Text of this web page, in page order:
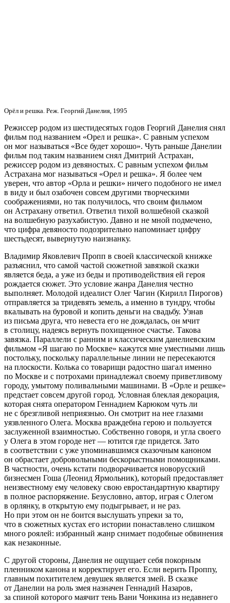
Орёл и решка. Реж. Георгий Данелия, 1995
Режиссер родом из шестидесятых годов Георгий Данелия снял
фильм под названием «Орел и решка». С равным успехом
он мог называться «Все будет хорошо». Чуть раньше Данелии
фильм под таким названием снял Дмитрий Астрахан,
режиссер родом из девяностых. С равным успехом фильм
Астрахана мог называться «Орел и решка». Я более чем
уверен, что автор «Орла и решки» ничего подобного не имел
в виду и был озабочен совсем другими творческими
соображениями, но так получилось, что своим фильмом
он Астрахану ответил. Ответил тихой волшебной сказкой
на волшебную разухабистую. Давно и не мной подмечено,
что цифра девяносто подозрительно напоминает цифру
шестьдесят, вывернутую наизнанку.
Владимир Яковлевич Пропп в своей классической книжке
разъяснил, что самой частой сюжетной завязкой сказки
является беда, а уже из беды и противодействия ей героя
рождается сюжет. Это условие жанра Данелия честно
выполняет. Молодой идеалист Олег Чагин (Кирилл Пирогов)
отправляется за тридевять земель, а именно в тундру, чтобы
вкалывать на буровой и копить деньги на свадьбу. Узнав
из письма друга, что невеста его не дождалась, он мчит
в столицу, надеясь вернуть похищенное счастье. Такова
завязка. Параллели с ранним и классическим данелиевским
фильмом «Я шагаю по Москве» кажутся мне уместными лишь
постольку, поскольку параллельные линии не пересекаются
на плоскости. Колька со товарищи радостно шагал именно
по Москве и с потрохами принадлежал своему приветливому
городу, умытому поливальными машинами. В «Орле и решке»
предстает совсем другой город. Условная блеклая декорация,
которая снята оператором Геннадием Карюком чуть ли
не с брезгливой неприязнью. Он смотрит на нее глазами
уязвленного Олега. Москва враждебна герою и пользуется
заслуженной взаимностью. Собственно говоря, и угла своего
у Олега в этом городе нет — ютится где придется. Зато
в соответствии с уже упоминавшимся сказочным каноном
он обрастает добровольными бескорыстными помощниками.
В частности, очень кстати подворачивается новорусский
бизнесмен Гоша (Леонид Ярмольник), который предоставляет
неизвестному ему человеку свою евростандартную квартиру
в полное распоряжение. Безусловно, автор, играя с Олегом
в орлянку, в открытую ему подыгрывает, и не раз.
Но при этом он не боится выслушать упреки за то,
что в сюжетных кустах его истории понаставлено слишком
много роялей: избранный жанр снимает подобные обвинения
как незаконные.
С другой стороны, Данелия не ощущает себя покорным
пленником канона и корректирует его. Если верить Проппу,
главным похитителем девушек является змей. В сказке
от Данелии на роль змея назначен Геннадий Назаров,
за спиной которого маячит тень Вани Чонкина из недавнего